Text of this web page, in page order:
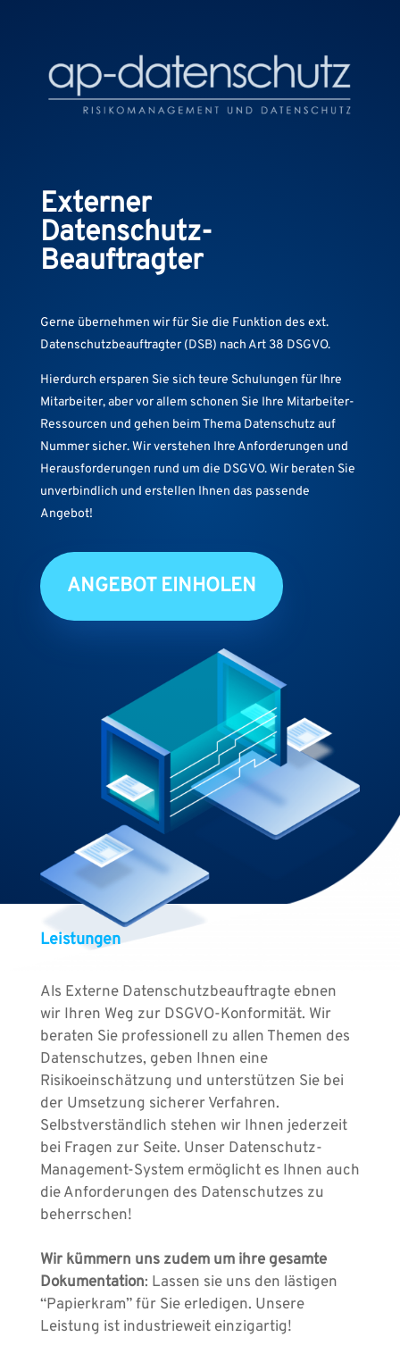
Externer
Datenschutz-
Beauftragter
Gerne übernehmen wir für Sie die Funktion des ext.
Datenschutzbeauftragter (DSB) nach Art 38 DSGVO.
Hierdurch ersparen Sie sich teure Schulungen für Ihre
Mitarbeiter, aber vor allem schonen Sie Ihre Mitarbeiter-
Ressourcen und gehen beim Thema Datenschutz auf
Nummer sicher. Wir verstehen Ihre Anforderungen und
Herausforderungen rund um die DSGVO. Wir beraten Sie
unverbindlich und erstellen Ihnen das passende
Angebot!
ANGEBOT EINHOLEN
Leistungen
Als Externe Datenschutzbeauftragte ebnen
wir Ihren Weg zur DSGVO-Konformität. Wir
beraten Sie professionell zu allen Themen des
Datenschutzes, geben Ihnen eine
Risikoeinschätzung und unterstützen Sie bei
der Umsetzung sicherer Verfahren.
Selbstverständlich stehen wir Ihnen jederzeit
bei Fragen zur Seite. Unser Datenschutz-
Management-System ermöglicht es Ihnen auch
die Anforderungen des Datenschutzes zu
beherrschen!
Wir kümmern uns zudem um ihre gesamte
Dokumentation: Lassen sie uns den lästigen
“Papierkram” für Sie erledigen. Unsere
Leistung ist industrieweit einzigartig!